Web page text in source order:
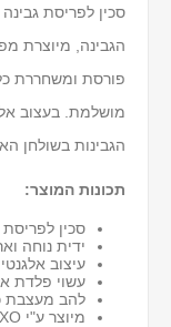
סכין לפריסת
הגבינה, מיוצרת
פורסת ומשחררת
מושלמת. בעצוב
הגבינות בשולחן
תכונות המוצר:
סכין
ידית נוחה
עיצוב אלגנטי
עשוי פלדת
להב מעצבת
מיוצר ע"י OXO